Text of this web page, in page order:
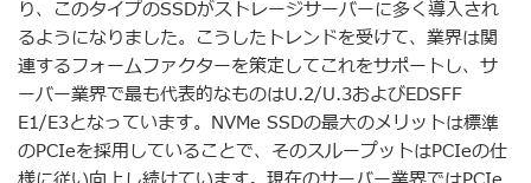
り、このタイプのSSDがストレージサーバーに多く導入され
るようになりました。こうしたトレンドを受けて、業界は関
連するフォームファクターを策定してこれをサポートし、サ
ーバー業界で最も代表的なものはU.2/U.3およびEDSFF
E1/E3となっています。NVMe SSDの最大のメリットは標準
のPCIeを採用していることで、そのスループットはPCIeの仕